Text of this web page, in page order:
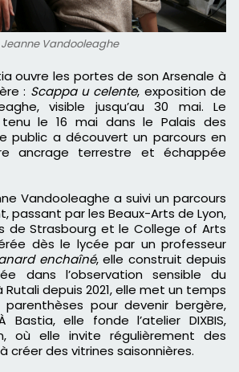
Jeanne Vandooleaghe
: Scappa u celente, exposition de
visible jusqu’au 30 mai. Le
tenu le 16 mai dans le Palais des
public a découvert un parcours en
ancrage terrestre et échappée
Vandooleaghe a suivi un parcours
passant par les Beaux-Arts de Lyon,
de Strasbourg et le College of Arts
dès le lycée par un professeur
enchaîné, elle construit depuis
dans l’observation sensible du
depuis 2021, elle met un temps
pour devenir bergère,
Bastia, elle fonde l’atelier DIXBIS,
où elle invite régulièrement des
créer des vitrines saisonnières.